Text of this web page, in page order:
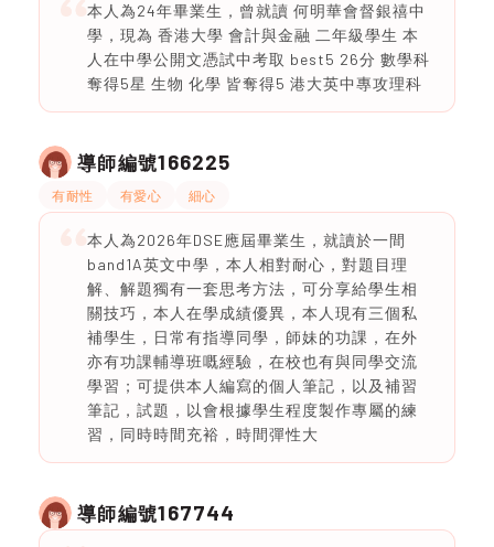
本人為24年畢業生，曾就讀 何明華會督銀禧中
學，現為 香港大學 會計與金融 二年級學生 本
人在中學公開文憑試中考取 best5 26分 數學科
奪得5星 生物 化學 皆奪得5 港大英中專攻理科
導師編號166225
有耐性 有愛心 細心
本人為2026年DSE應屆畢業生，就讀於一間
band1A英文中學，本人相對耐心，對題目理
解、解題獨有一套思考方法，可分享給學生相
關技巧，本人在學成績優異，本人現有三個私
補學生，日常有指導同學，師妹的功課，在外
亦有功課輔導班嘅經驗，在校也有與同學交流
學習；可提供本人編寫的個人筆記，以及補習
筆記，試題，以會根據學生程度製作專屬的練
習，同時時間充裕，時間彈性大
導師編號167744